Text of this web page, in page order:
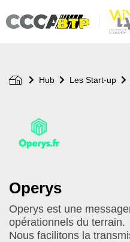
au
contenu
Hub Les Start-up
start-
Operys
Operys est une
opérationnels du terrain.
Nous facilitons la